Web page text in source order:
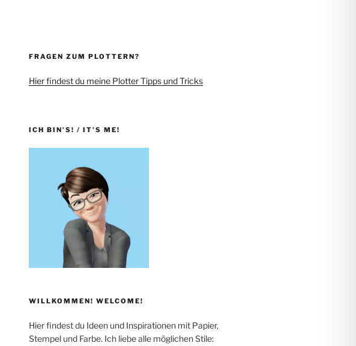
FRAGEN ZUM PLOTTERN?
Hier findest du meine Plotter Tipps und Tricks
ICH BIN’S! / IT’S ME!
WILLKOMMEN! WELCOME!
Hier findest du Ideen und Inspirationen mit Papier,
Stempel und Farbe. Ich liebe alle möglichen Stile: